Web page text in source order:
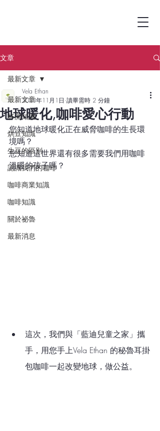
文章
最新文章
杯測知識
烘豆知識
生豆的區別
認識我們的咖啡
咖啡商業知識
咖啡知識
關於祕魯
最新消息
最新文章
地球暖化,咖啡愛心行動
Vela Ethan
2023年11月1日 讀畢需時 2 分鐘
您知道地球暖化正在威脅咖啡的生長環
境嗎？
您知道這世界還有很多需要我們用咖啡
溫暖的孩子嗎？
這次，我們與「藍迪兒童之家」攜
手，用您手上Vela Ethan 的秘魯耳掛
包咖啡一起改變地球，做公益。